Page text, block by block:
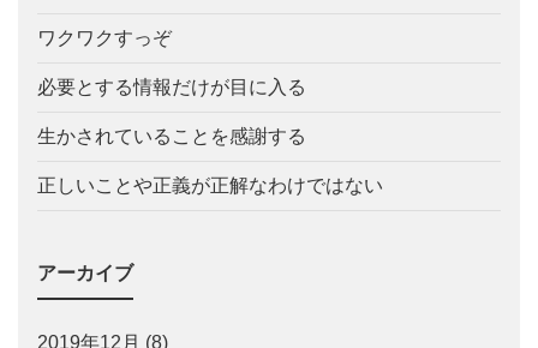
ワクワクすっぞ
必要とする情報だけが目に入る
生かされていることを感謝する
正しいことや正義が正解なわけではない
アーカイブ
2019年12月 (8)